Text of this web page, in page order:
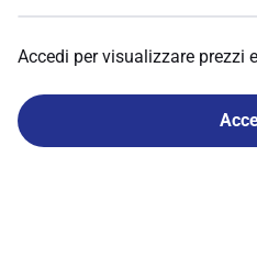
Accedi per visualizzare prezzi